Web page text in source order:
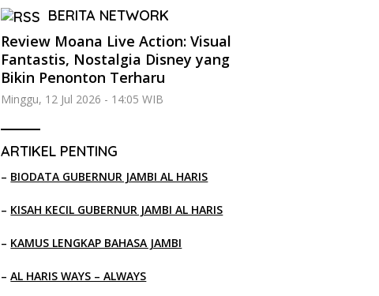
BERITA NETWORK
Review Moana Live Action: Visual
Fantastis, Nostalgia Disney yang
Bikin Penonton Terharu
Minggu, 12 Jul 2026 - 14:05 WIB
ARTIKEL PENTING
– BIODATA GUBERNUR JAMBI AL HARIS
– KISAH KECIL GUBERNUR JAMBI AL HARIS
– KAMUS LENGKAP BAHASA JAMBI
–AL HARIS WAYS – ALWAYS